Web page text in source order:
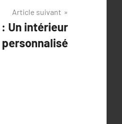
Article suivant
Un intérieur
personnalisé